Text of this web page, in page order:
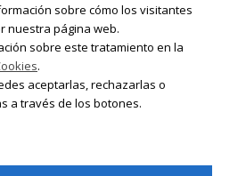
boletín de
sobre cómo los visitantes
nuestra página web.
sobre este tratamiento en la
.
aceptarlas, rechazarlas o
a través de los botones.